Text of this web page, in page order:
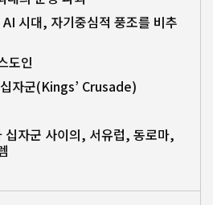
시대, 자기중심적 풍조를 비추
도인
자군(Kings’ Crusade)
십자군 사이의, 서유럽, 동로마,